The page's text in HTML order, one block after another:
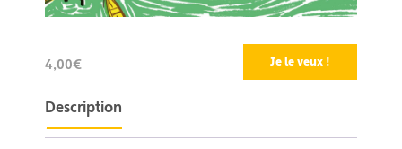
4,00€ Je le veux !
Description